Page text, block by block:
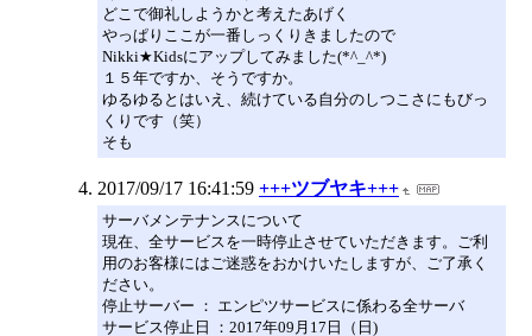
どこで御礼しようかと考えたあげく
やっぱりここが一番しっくりきましたので
Nikki★Kidsにアップしてみました(*^_^*)
１５年ですか、そうですか。
ゆるゆるとはいえ、続けている自分のしつこさにもびっ
くりです（笑）
そも
2017/09/17 16:41:59 +++ツブヤキ+++
サーバメンテナンスについて
現在、全サービスを一時停止させていただきます。ご利
用のお客様にはご迷惑をおかけいたしますが、ご了承く
ださい。
停止サーバー ： エンピツサービスに係わる全サーバ
サービス停止日 ：2017年09月17日（日)